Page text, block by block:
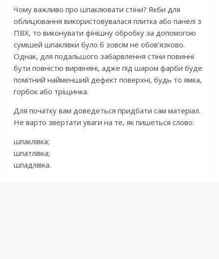
Чому важливо про шпаклювати стіни? Якби для
облицювання використовувалася плитка або панелі з
ПВХ, то виконувати фінішну обробку за допомогою
сумішей шпаклівки було б зовсім не обов’язково.
Однак, для подальшого забарвлення стіни повинні
бути повністю вирівняні, адже під шаром фарби буде
помітний найменший дефект поверхні, будь то ямка,
горбок або тріщинка.
Для початку вам доведеться придбати сам матеріал.
Не варто звертати уваги на те, як пишеться слово:
шпаклівка;
шпатлівка;
шпадлівка.